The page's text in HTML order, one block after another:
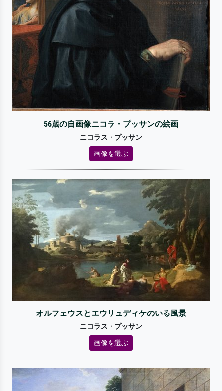
56歳の自画像ニコラ・プッサンの絵画
ニコラス・プッサン
画像を選ぶ
オルフェウスとエウリュディケのいる風景
ニコラス・プッサン
画像を選ぶ